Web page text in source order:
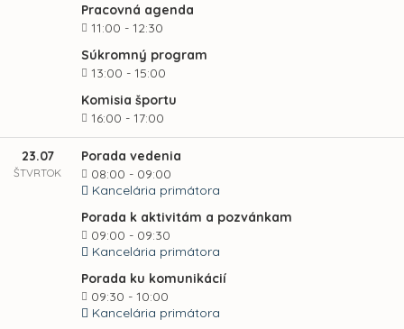
Pracovná agenda
11:00 - 12:30
Súkromný program
13:00 - 15:00
Komisia športu
16:00 - 17:00
23.07
ŠTVRTOK
Porada vedenia
08:00 - 09:00
Kancelária primátora
Porada k aktivitám a pozvánkam
09:00 - 09:30
Kancelária primátora
Porada ku komunikácií
09:30 - 10:00
Kancelária primátora